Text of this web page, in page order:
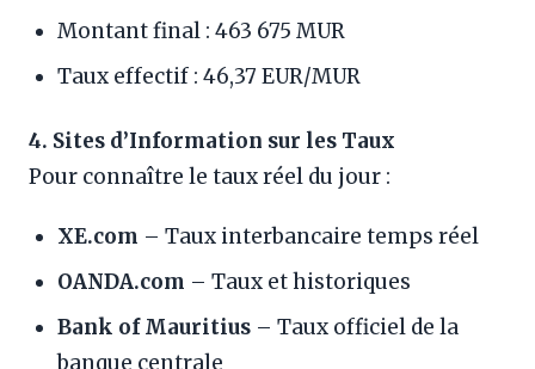
Montant final : 463 675 MUR
Taux effectif : 46,37 EUR/MUR
4. Sites d’Information sur les Taux
Pour connaître le taux réel du jour :
XE.com – Taux interbancaire temps réel
OANDA.com – Taux et historiques
Bank of Mauritius – Taux officiel de la
banque centrale